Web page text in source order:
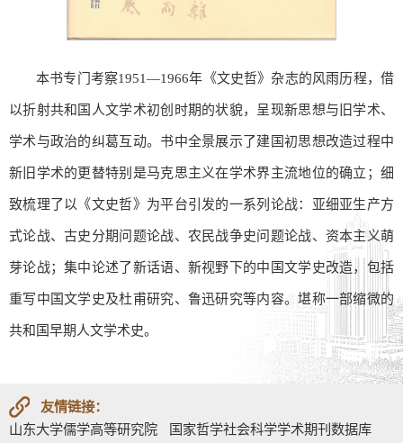
本书专门考察1951—1966年《文史哲》杂志的风雨历程，借
以折射共和国人文学术初创时期的状貌，呈现新思想与旧学术、
学术与政治的纠葛互动。书中全景展示了建国初思想改造过程中
新旧学术的更替特别是马克思主义在学术界主流地位的确立；细
致梳理了以《文史哲》为平台引发的一系列论战：亚细亚生产方
式论战、古史分期问题论战、农民战争史问题论战、资本主义萌
芽论战；集中论述了新话语、新视野下的中国文学史改造，包括
重写中国文学史及杜甫研究、鲁迅研究等内容。堪称一部缩微的
共和国早期人文学术史。
友情链接：
山东大学儒学高等研究院
国家哲学社会科学学术期刊数据库